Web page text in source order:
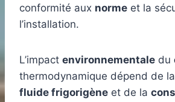
conformité aux norme et la
l’installation.
L’impact environnementale du
thermodynamique dépend de
fluide frigorigène et de la